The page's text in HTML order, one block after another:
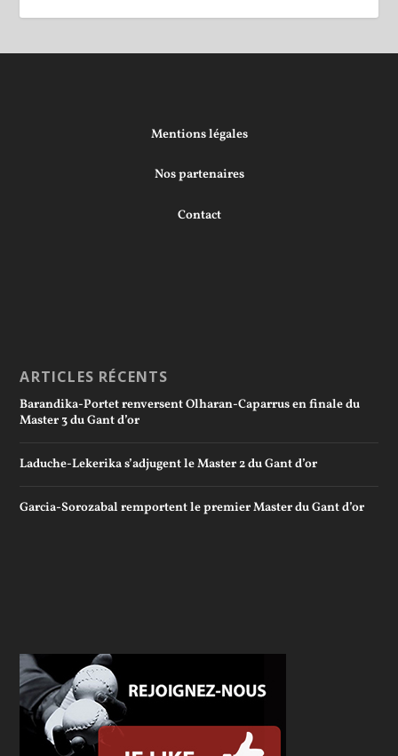
Mentions légales
Nos partenaires
Contact
ARTICLES RÉCENTS
Barandika-Portet renversent Olharan-Caparrus en finale du
Master 3 du Gant d’or
Laduche-Lekerika s’adjugent le Master 2 du Gant d’or
Garcia-Sorozabal remportent le premier Master du Gant d’or